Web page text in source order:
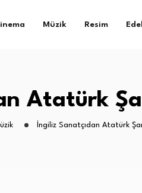
Müzik Resim
Atatürk
İngiliz Sanatçıdan Atatürk